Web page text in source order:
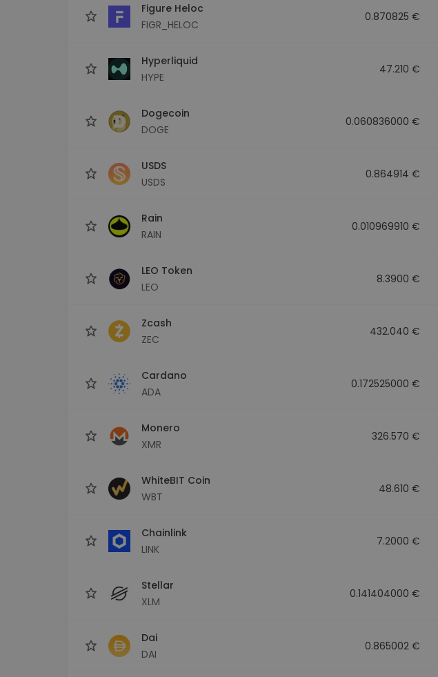
Figure Heloc
FIGR_HELOC
0.870825 €
Hyperliquid
HYPE
47.210 €
Dogecoin
DOGE
0.060836000 €
USDS
USDS
0.864914 €
Rain
RAIN
0.010969910 €
LEO Token
LEO
8.3900 €
Zcash
ZEC
432.040 €
Cardano
ADA
0.172525000 €
Monero
XMR
326.570 €
WhiteBIT Coin
WBT
48.610 €
Chainlink
LINK
7.2000 €
Stellar
XLM
0.141404000 €
Dai
DAI
0.865002 €